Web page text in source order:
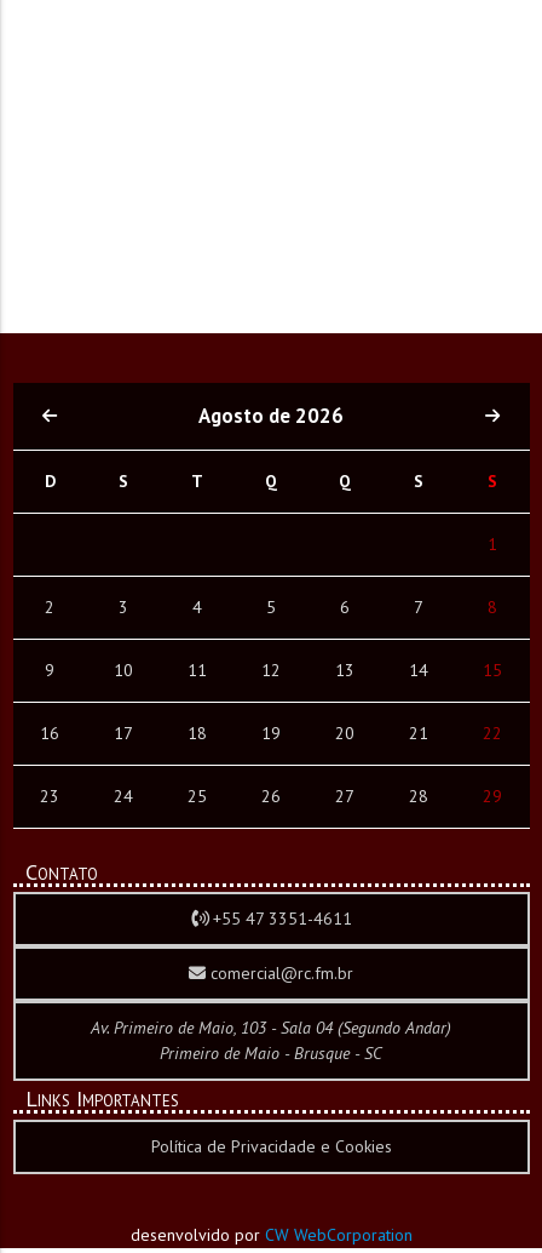
Agosto de 2026
D S T Q Q S S
1
2 3 4 5 6 7 8
9 10 11 12 13 14 15
16 17 18 19 20 21 22
23 24 25 26 27 28 29
Contato
+55 47 3351-4611
comercial@rc.fm.br
Av. Primeiro de Maio, 103 - Sala 04 (Segundo Andar)
Primeiro de Maio - Brusque - SC
Links Importantes
Política de Privacidade e Cookies
desenvolvido por CW WebCorporation